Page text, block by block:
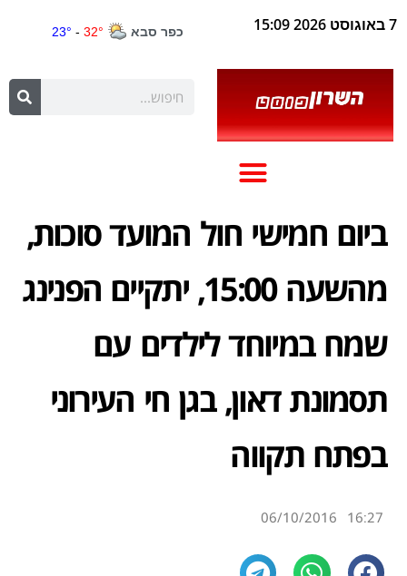
7 באוגוסט 2026 15:09
ביום חמישי חול המועד סוכות,
מהשעה 15:00, יתקיים הפנינג
שמח במיוחד לילדים עם
תסמונת דאון, בגן חי העירוני
בפתח תקווה
16:27
06/10/2016